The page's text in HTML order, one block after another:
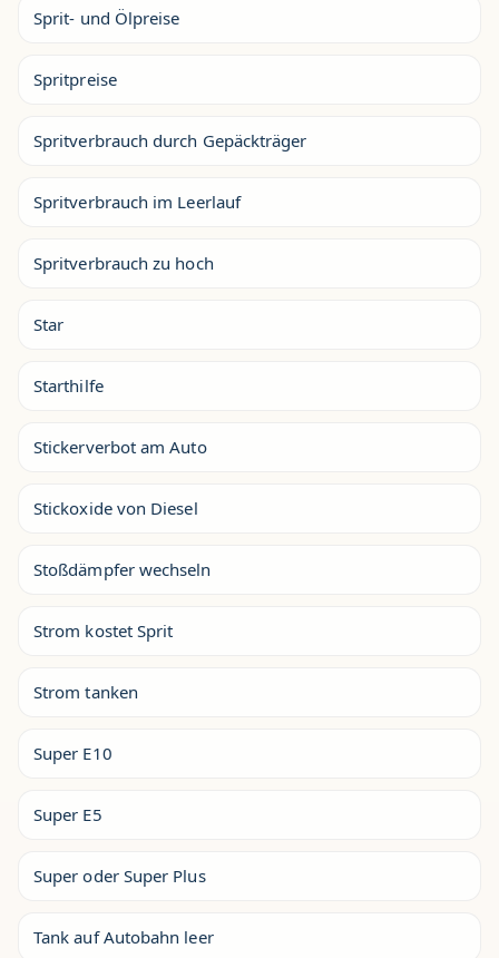
Sprit- und Ölpreise
Spritpreise
Spritverbrauch durch Gepäckträger
Spritverbrauch im Leerlauf
Spritverbrauch zu hoch
Star
Starthilfe
Stickerverbot am Auto
Stickoxide von Diesel
Stoßdämpfer wechseln
Strom kostet Sprit
Strom tanken
Super E10
Super E5
Super oder Super Plus
Tank auf Autobahn leer